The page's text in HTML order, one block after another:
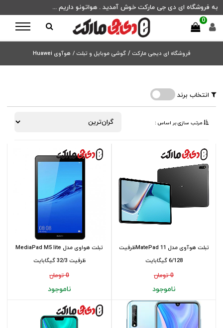
به فروشگاه ای دی جی مارکت خوش آمدید . هواتونو داریم ...
0
فروشگاه ای دیجی مارکت / گوشی موبایل و تبلت / هوآوی Huawei
انتخاب برند
مرتب ‌سازی بر اساس :
تبلت هواوی مدل MediaPad M5 lite
ظرفیت 32/3 گیگابایت
0 تومان
ناموجود
تبلت هوآوی مدل MatePad 11ظرفیت
6/128 گیگابایت
0 تومان
ناموجود